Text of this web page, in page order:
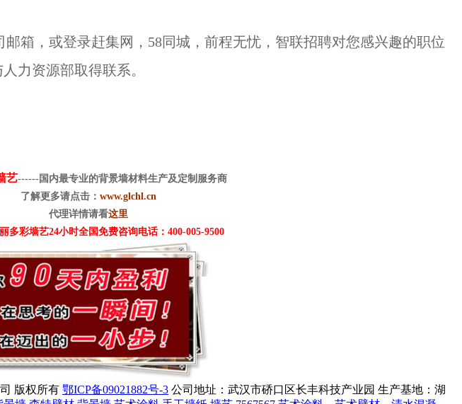
箱，或登录赶集网，58同城，前程无忧，智联招聘对您感兴趣的职位
力资源部取得联系。
艺------国内最专业的背景墙材料生产及定制服务商
了解更多请点击： www.glchl.cn
代理详情请看这里
多彩墙艺24小时全国免费咨询电话：400-005-9500
版权所有 鄂ICP备09021882号-3 公司地址：武汉市硚口区长丰科技产业园 生产基地：湖